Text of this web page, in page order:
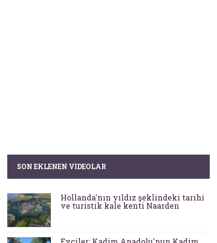
SON EKLENEN VIDEOLAR
Hollanda'nın yıldız şeklindeki tarihi
ve turistik kale kenti Naarden